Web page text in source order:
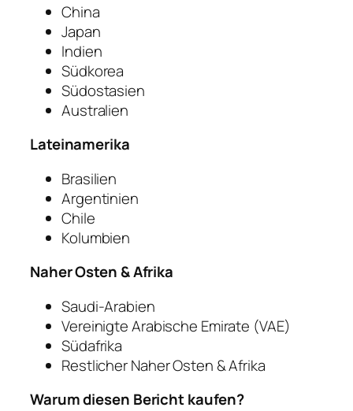
China
Japan
Indien
Südkorea
Südostasien
Australien
Lateinamerika
Brasilien
Argentinien
Chile
Kolumbien
Naher Osten & Afrika
Saudi-Arabien
Vereinigte Arabische Emirate (VAE)
Südafrika
Restlicher Naher Osten & Afrika
Warum diesen Bericht kaufen?